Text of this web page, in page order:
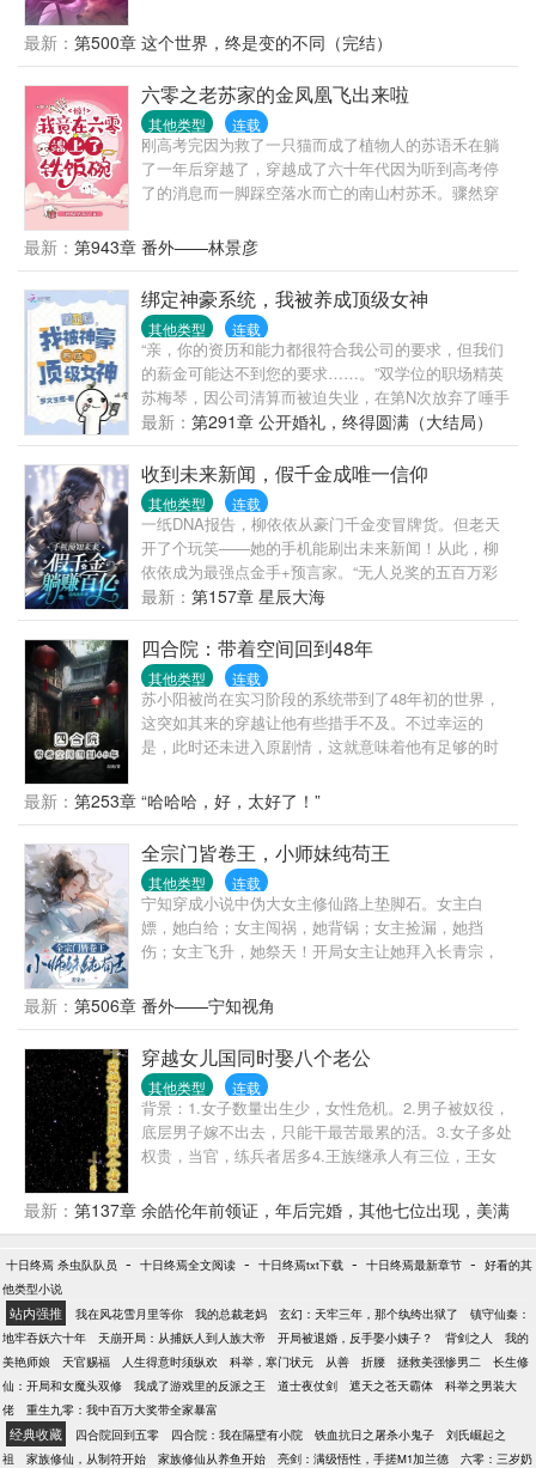
魔。也有人一直坚守自己的底线，与天斗，与地斗，
与人斗。蓝猫表示不慌，不慌，先囤一波物资！！再
抢一波武器！！再来一波零元购。其他人在艰难求生
的时候，她开着舒适的房车各地做起了生意！！其他
基地被变异动植物侵袭时，她在自己建造的安全堡垒
安稳度日！！前期为了空间升级一直疯狂囤物资，后
期会有基建。结识了一帮小伙伴，相互成就，相互救
赎。
最新： 第500章 这个世界，终是变的不同（完结）
六零之老苏家的金凤凰飞出来啦
其他类型 连载
刚高考完因为救了一只猫而成了植物人的苏语禾在躺
了一年后穿越了，穿越成了六十年代因为听到高考停
了的消息而一脚踩空落水而亡的南山村苏禾。骤然穿
纸，苏禾很不适应，但还要面临找工作的压力……
哎，她还是个孩子啊，还有她刚考上的大学啊，没
啦！！！……认清事实后，苏禾开始了在六十年代的
求生生涯，并且一不小心，竟然端上了铁饭碗，还把
整个老苏家都带起来了！不止活成了人人羡慕的样
子，还有了幸福的家庭，日子过得风生水起，在六七
十年代，活出了她想要的生活……
最新： 第943章 番外——林景彦
绑定神豪系统，我被养成顶级女神
其他类型 连载
“亲，你的资历和能力都很符合我公司的要求，但我们
的薪金可能达不到您的要求……。”双学位的职场精英
苏梅琴，因公司清算而被迫失业，在第N次放弃了唾手
可得的低薪工作之后，意外获得了养成系的神豪系
统。“慢跑半小时以上，奖励100元，每多2分钟增加
200元！”“某一行为被异性欣赏，奖励300元；被同性欣
赏，奖励600元。N人欣赏，奖励翻N倍！”苏梅琴柳眉
一挑，嗯，为了多赚钱，姐要男女通杀！某高傲白富
美半信半疑：“就凭你?”苏梅琴好整以暇地砸下1
亿：“佩服不？叫姐不？”一直不近女色的富二代男神楚
轩义被她一再忽略而不由自主地上了心，引得某自认
青梅竹马的绿茶白富美来浅笑设陷：“苏妹妹，轩义哥
对朋友要求很高，不仅要有很多钱，还要有才
艺……。”苏梅琴扬扬柳眉，轻蔑地斜眼看绿茶白富
美：“财？我有大把，才艺？我也有！而且，刚好略胜
你一级哦！”
最新： 第291章 公开婚礼，终得圆满（大结局）
收到未来新闻，假千金成唯一信仰
其他类型 连载
一纸DNA报告，柳依依从豪门千金变冒牌货。但老天
开了个玩笑——她的手机能刷出未来新闻！从此，柳
依依成为最强点金手+预言家。“无人兑奖的五百万彩
票号码？提前购买！”“即将暴涨一百倍的科技股票？马
上入手！”“烂尾楼即将重建爆改科技园？立刻抄
底！”“没人看好的小网剧即将爆红？抢先投资！”“为父
亲医药费发愁的未来影帝？现在资助！”当所有人都在
惋惜错过，她已经提前布局！当别人还在纠结该不该
投，她已经坐等收割！从房地产到娱乐圈到股市，她
投资的项目遍地开花。三个月后，被逐出豪门的“假千
金”，摇身一变成为身价百亿的神秘富豪。曾经对她冷
是找上门来兴师问罪……柳依依只想说：赚钱要紧，
帝为什么总缠着她，还说什么要给她生猴子？？？
【注意事项：本文将带您体验——躺赢人生：手机在
手，未来我有，极致的开挂，超爽的躺赢！撩人影
帝：霸道温柔两相宜，为你一心想生猴！】
最新： 第157章 星辰大海
四合院：带着空间回到48年
其他类型 连载
苏小阳被尚在实习阶段的系统带到了48年初的世界，
这突如其来的穿越让他有些措手不及。不过幸运的
是，此时还未进入原剧情，这就意味着他有足够的时
探索，他惊讶地发现，这里并非单纯的四合院世界，
而是似乎融合了各种年代影视剧的复杂空间。在这
里，各种人物和情节交织在一起，形成了一个独特而
又充满挑战的环境。在这个院子里，易不群妄图PUA
年轻一代，试图掌控他们的思想和行为。然而，院里
的一帮年轻人却只对苏阳言听计从。这让易不群的计
划一次次落空，他的权威在苏阳面前荡然无存。
最新： 第253章 “哈哈哈，好，太好了！”
全宗门皆卷王，小师妹纯苟王
其他类型 连载
宁知穿成小说中伪大女主修仙路上垫脚石。女主白
嫖，她白给；女主闯祸，她背锅；女主捡漏，她挡
伤；女主飞升，她祭天！开局女主让她拜入长青宗，
文尔雅，家族被灭后造成双重人格，仇人正是女主家
族，复仇之时身负重伤被女主反杀。二师兄帅气多
金，家族百年难得一遇的天才，被造谣嗑丹药涨修
为，道心不稳滋生心魔，堕魔后变成杀人大魔头。三
师兄狐媚妖冶，有狐妖血统遭世人所不容，从小缺爱
敏感厌世，被女主哄骗自掏妖丹而亡。惨！实惨！宁
知:大师兄，敌人的敌人就是盟友，与其单枪匹马，不
如群起而攻之。二师兄，走自己的路让别人去说是行
兄，红豆生南国，混血是男模，别人就是嫉妒你的美
貌，内耗自己，不如外耗他人。师兄们大彻大悟，朝
目标疯狂内卷，转头看见小师妹狗狗祟祟。师兄：“小
次女主受伤时她都会被自动传送过去挡伤害。这剧情
骚的嘞。你强任你强，我苟我在行。宁知给自己和女
主牵上同感相惜绳，从此有痛同当，有福独享。原女
主半夜被痛醒：不是，她有病吧！
最新： 第506章 番外——宁知视角
穿越女儿国同时娶八个老公
其他类型 连载
背景：1.女子数量出生少，女性危机。2.男子被奴役，
底层男子嫁不出去，只能干最苦最累的活。3.女子多处
权贵，当官，练兵者居多4.王族继承人有三位，王女
女选男妃，都送上自己的亲儿子。甚至是双胞胎儿
子。
最新： 第137章 余皓伦年前领证，年后完婚，其他七位出现，美满
大结局
十日终焉 杀虫队队员 - 十日终焉全文阅读 - 十日终焉txt下载 - 十日终焉最新章节 - 好看的其
他类型小说
站内强推 我在风花雪月里等你 我的总裁老妈 玄幻：天牢三年，那个纨绔出狱了
镇守仙秦：
地牢吞妖六十年
天崩开局：从捕妖人到人族大帝 开局被退婚，反手娶小姨子？ 背剑之人
我的
美艳师娘
天官赐福 人生得意时须纵欢 科举，寒门状元 从善 折腰 拯救美强惨男二
长生修
仙：开局和女魔头双修
我成了游戏里的反派之王 道士夜仗剑 遮天之苍天霸体
科举之男装大
佬
重生九零：我中百万大奖带全家暴富
经典收藏 四合院回到五零 四合院：我在隔壁有小院 铁血抗日之屠杀小鬼子
刘氏崛起之
祖
家族修仙，从制符开始 家族修仙从养鱼开始 亮剑：满级悟性，手搓M1加兰德
六零：三岁奶